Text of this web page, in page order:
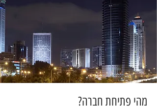
מהי פתיחת חברה?